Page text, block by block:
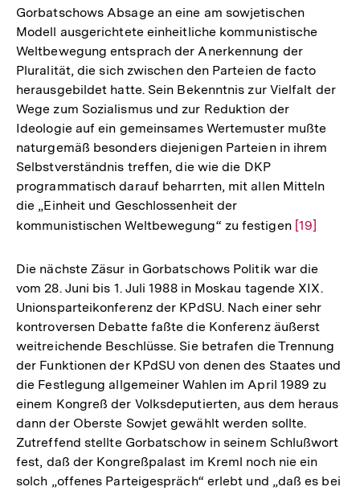
der
Fußnote
Gorbatschows Absage an eine am sowjetischen
Modell ausgerichtete einheitliche kommunistische
Weltbewegung entsprach der Anerkennung der
Pluralität, die sich zwischen den Parteien de facto
herausgebildet hatte. Sein Bekenntnis zur Vielfalt der
Wege zum Sozialismus und zur Reduktion der
Ideologie auf ein gemeinsames Wertemuster mußte
naturgemäß besonders diejenigen Parteien in ihrem
Selbstverständnis treffen, die wie die DKP
programmatisch darauf beharrten, mit allen Mitteln
die „Einheit und Geschlossenheit der
kommunistischen Weltbewegung“ zu festigen Zur
der
Fußnote
[19]
Die nächste Zäsur in Gorbatschows Politik war die
vom 28. Juni bis 1. Juli 1988 in Moskau tagende XIX.
Unionsparteikonferenz der KPdSU. Nach einer sehr
kontroversen Debatte faßte die Konferenz äußerst
weitreichende Beschlüsse. Sie betrafen die Trennung
der Funktionen der KPdSU von denen des Staates und
die Festlegung allgemeiner Wahlen im April 1989 zu
einem Kongreß der Volksdeputierten, aus dem heraus
dann der Oberste Sowjet gewählt werden sollte.
Zutreffend stellte Gorbatschow in seinem Schlußwort
fest, daß der Kongreßpalast im Kreml noch nie ein
solch „offenes Parteigespräch“ erlebt und „daß es bei